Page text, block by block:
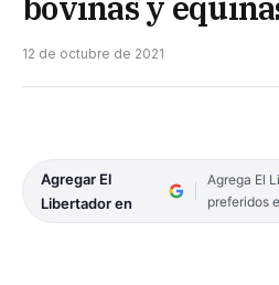
12 de octubre de 2021
Agregar El
Libertador en
Agrega El
preferidos